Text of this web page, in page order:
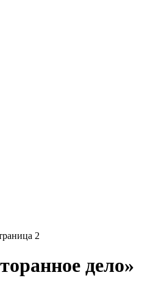
2
дело»